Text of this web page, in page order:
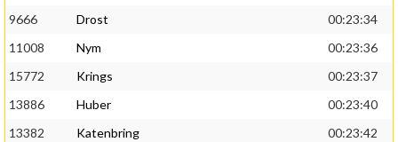
9666
Drost
00:23:34
11008
Nym
00:23:36
15772
Krings
00:23:37
13886
Huber
00:23:40
13382
Katenbring
00:23:42